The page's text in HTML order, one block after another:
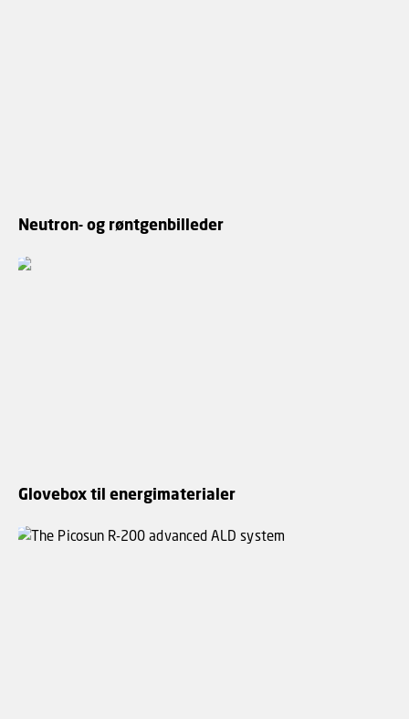
Neutron- og røntgenbilleder
Glovebox til energimaterialer